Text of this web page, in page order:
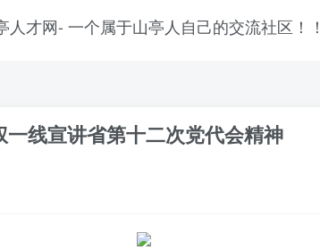
线宣讲省第十二次党代会精神